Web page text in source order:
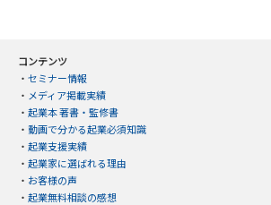
コンテンツ
・ セミナー情報
・ メディア掲載実績
・ 起業本 著書・監修書
・ 動画で分かる起業必須知識
・ 起業支援実績
・ 起業家に選ばれる理由
・ お客様の声
・ 起業無料相談の感想